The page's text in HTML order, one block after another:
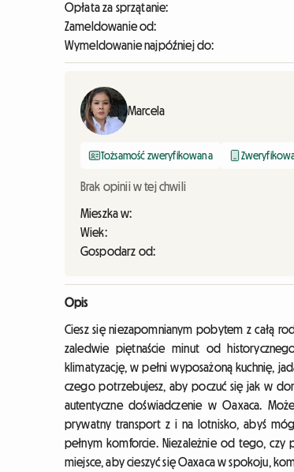
Opłata za sprzątanie:
Zameldowanie od:
Wymeldowanie najpóźniej do:
Marcela
Tożsamość zweryfikowana
Brak opinii w tej chwili
Mieszka w:
Wiek:
Gospodarz od:
Opis
Ciesz się niezapomnianym pobytem z całą
zaledwie piętnaście minut od
klimatyzację, w pełni wyposażoną kuchnię,
czego potrzebujesz, aby poczuć się jak w
autentyczne doświadczenie w Oaxaca.
prywatny transport z i na lotnisko, abyś
pełnym komforcie. Niezależnie od tego, czy
miejsce, aby cieszyć się Oaxaca w spokoju,